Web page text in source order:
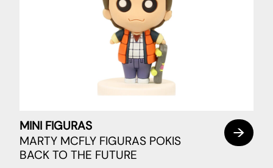
MINI FIGURAS
MARTY MCFLY FIGURAS POKIS
BACK TO THE FUTURE